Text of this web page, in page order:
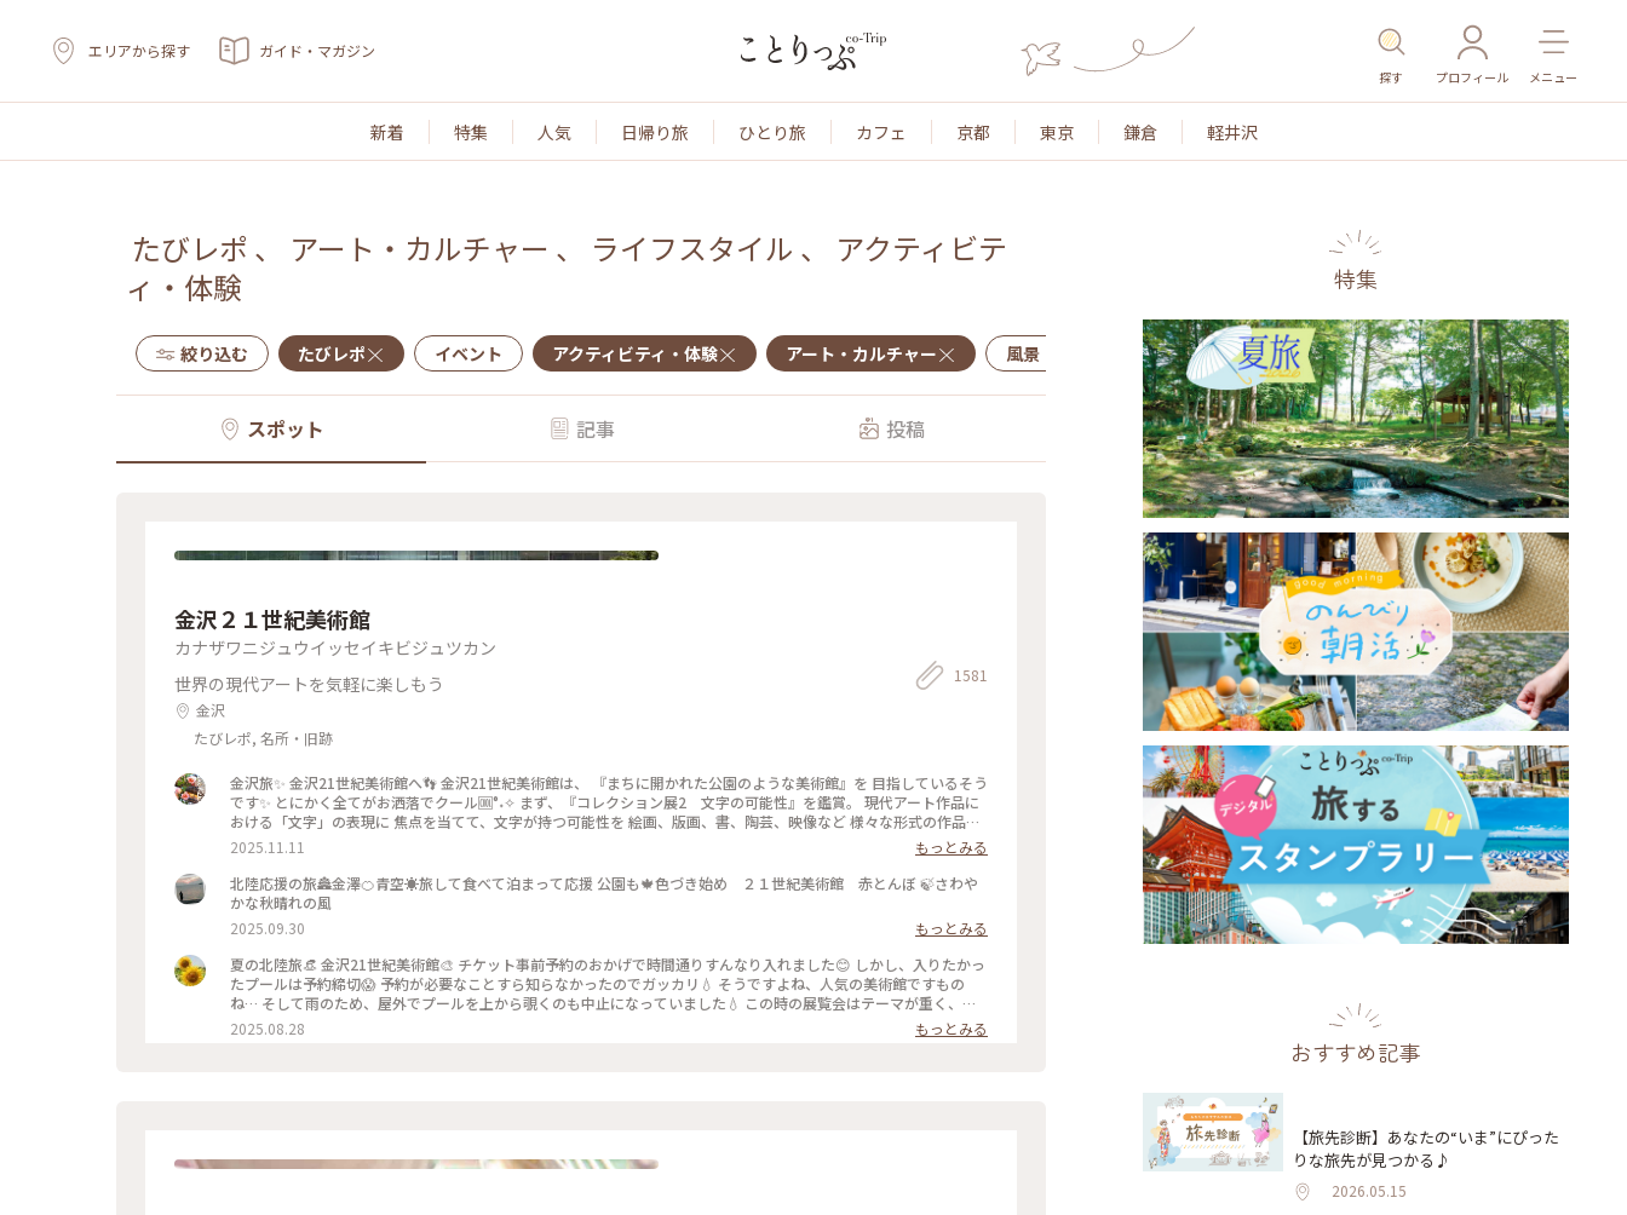
エリアから探す ガイド・マガジン
探す プロフィール メニュー
新着 特集 人気 日帰り旅 ひとり旅 カフェ 京都 東京 鎌倉 軽井沢
たびレポ 、 アート・カルチャー 、 ライフスタイル 、 アクティビテ
ィ・体験
絞り込む たびレポ イベント アクティビティ・体験 アート・カルチャー 風景・景色 名所・旧跡 温泉・スパ その他施設 ごはん
スポット 記事 投稿
金沢２１世紀美術館
カナザワニジュウイッセイキビジュツカン
世界の現代アートを気軽に楽しもう
金沢
たびレポ, 名所・旧跡
1581
金沢旅✨ 金沢21世紀美術館へ👣 金沢21世紀美術館は、 『まちに開かれた公園のような美術館』を 目指しているそう
です✨ とにかく全てがお洒落でクール🆒°˖✧ まず、『コレクション展2 文字の可能性』を鑑賞。 現代アート作品に
おける「文字」の表現に 焦点を当てて、文字が持つ可能性を 絵画、版画、書、陶芸、映像など 様々な形式の作品を
通して探求しています。 文字に関して多角的な視点から見た作品の数々、 こういう見方もあるんだ！と とても興味
深かったです✨ また、『SIDE CORE Living road, Living space / 生きている道、生きるための場所』も鑑賞。 これ
は、アートチームSIDE COREの展覧会で、 「道」や「移動」をテーマに、 ストリートカルチャーの視点から 「異な
る場所をつなぐ表現」、 「生きるための場所」を 美術館の中に創出することを目指しているそう✨ 様々な角度から
道や移動を見ている作品、 一体感もあってとっても面白かったです！ 一日中いても楽しめる とっても素敵な美術館
でした💕 ✳︎ 『コレクション展2 文字の可能性』 2025年9月27日(土) - 2026年1月18日(日） ✳︎ 『SIDE CORE Living
road, Living space / 生きている道、生きるための場所』 2025年10月18日(土) - 2026年3月15日(日) #金沢21世紀美
術館 #コレクション展2文字の可能性 #SIDECORELivingroadLivingspace/生きている道生きるための場所 #ことりっ
ぷと一緒 #金沢 #金沢旅
2025.11.11
もっとみる
北陸応援の旅🏯金澤🍊青空☀️旅して食べて泊まって応援 公園も🍁色づき始め ２１世紀美術館 赤とんぼ 🍃さわや
かな秋晴れの風
2025.09.30
もっとみる
夏の北陸旅👒 金沢21世紀美術館🎨‎ チケット事前予約のおかげで時間通りすんなり入れました😊 しかし、入りたかっ
たプールは予約締切😱 予約が必要なことすら知らなかったのでガッカリ💧 そうですよね、人気の美術館ですもの
ね… そして雨のため、屋外でプールを上から覗くのも中止になっていました💧 この時の展覧会はテーマが重く、見
るのが辛くて途中でギブアップしてしまいました… 館内をぐるっと回っていると雨が止み、上から覗くプールが見ら
れるようになり急いで見学！ ものの数分でまた雨が降り始めて見学中止になり、少しの間でしたが見られて良かっ
2025.08.28 もっとみる
特集
おすすめ記事
【旅先診断】あなたの“いま”にぴった
りな旅先が見つかる♪
2026.05.15